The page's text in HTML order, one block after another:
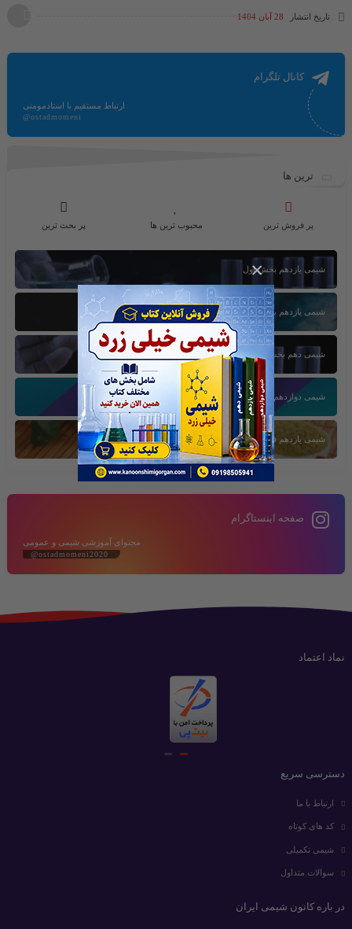
×
تاریخ انتشار 28 آبان 1404
کانال تلگرام
ارتباط مستقیم با استادمومنی
@ostadmomeni
ترین ها
پر فروش ترین محبوب ترین ها پر بحث ترین
شیمی یازدهم بخش اول
شیمی یازدهم بخش سوم
شیمی دهم بخش اول
شیمی دوازدهم بخش سوم
شیمی یازدهم فصل دوم
صفحه اینستاگرام
محتوای آموزشی شیمی و عمومی
@ostadmomeni2020
نماد اعتماد
دسترسی سریع
ارتباط با ما
کد های کوتاه
شیمی تکمیلی
سوالات متداول
در باره کانون شیمی ایران